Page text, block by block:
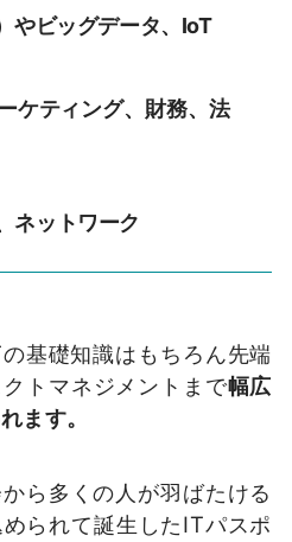
やビッグデータ、IoT
ケティング、財務、法
ネットワーク
基礎知識はもちろん先端
トマネジメントまで幅広
ます。
ら多くの人が羽ばたける
られて誕生したITパスポ